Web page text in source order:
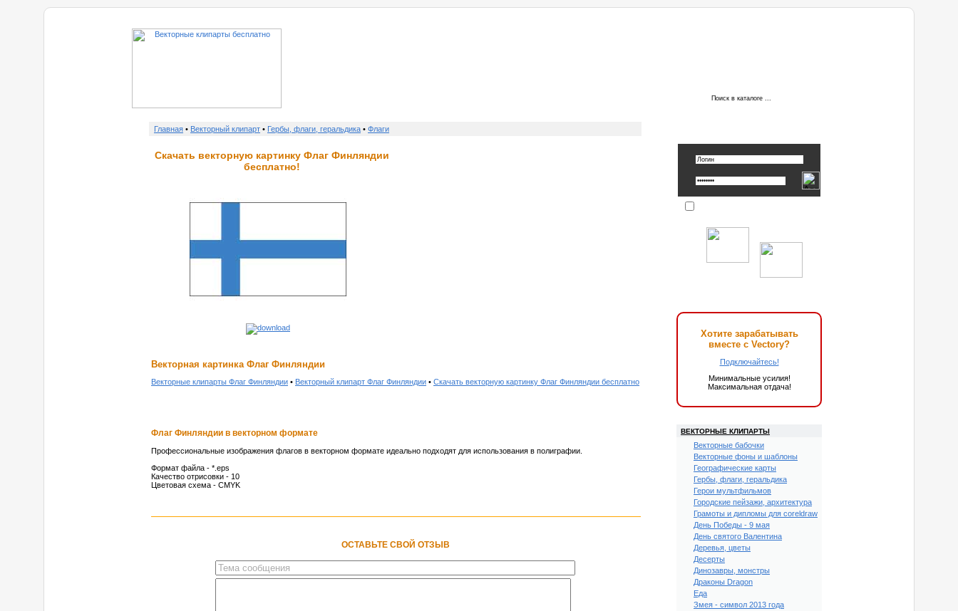
Главная • Векторный клипарт • Гербы, флаги, геральдика • Флаги
Скачать векторную картинку Флаг Финляндии
бесплатно!
Векторная картинка Флаг Финляндии
Векторные клипарты Флаг Финляндии • Векторный клипарт Флаг Финляндии • Скачать векторную картинку Флаг Финляндии бесплатно
Флаг Финляндии в векторном формате
Профессиональные изображения флагов в векторном формате идеально подходят для использования в полиграфии.
Формат файла - *.eps
Качество отрисовки - 10
Цветовая схема - CMYK
ОСТАВЬТЕ СВОЙ ОТЗЫВ
Хотите зарабатывать
вместе с Vectory?
Подключайтесь!
Минимальные усилия!
Максимальная отдача!
ВЕКТОРНЫЕ КЛИПАРТЫ
Векторные бабочки
Векторные фоны и шаблоны
Географические карты
Гербы, флаги, геральдика
Герои мультфильмов
Городские пейзажи, архитектура
Грамоты и дипломы для coreldraw
День Победы - 9 мая
День святого Валентина
Деревья, цветы
Десерты
Динозавры, монстры
Драконы Dragon
Еда
Змея - символ 2013 года